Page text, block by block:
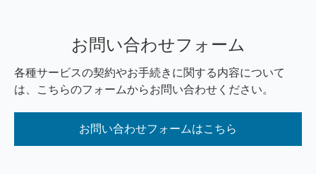
お問い合わせフォーム
各種サービスの契約やお手続きに関する内容について
は、こちらのフォームからお問い合わせください。
お問い合わせフォームはこちら